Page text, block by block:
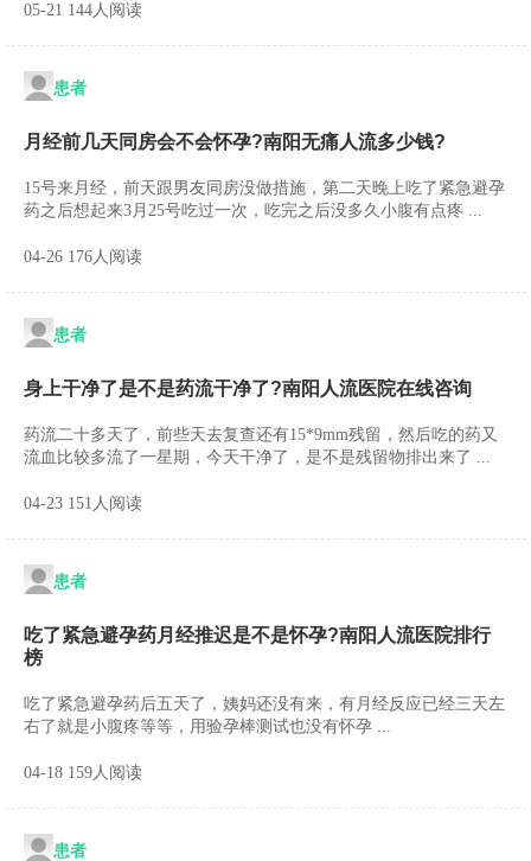
05-21 144人阅读
患者
月经前几天同房会不会怀孕?南阳无痛人流多少钱?
15号来月经，前天跟男友同房没做措施，第二天晚上吃了紧急避孕
药之后想起来3月25号吃过一次，吃完之后没多久小腹有点疼 ...
04-26 176人阅读
患者
身上干净了是不是药流干净了?南阳人流医院在线咨询
药流二十多天了，前些天去复查还有15*9mm残留，然后吃的药又
流血比较多流了一星期，今天干净了，是不是残留物排出来了 ...
04-23 151人阅读
患者
吃了紧急避孕药月经推迟是不是怀孕?南阳人流医院排行
榜
吃了紧急避孕药后五天了，姨妈还没有来，有月经反应已经三天左
右了就是小腹疼等等，用验孕棒测试也没有怀孕 ...
04-18 159人阅读
患者